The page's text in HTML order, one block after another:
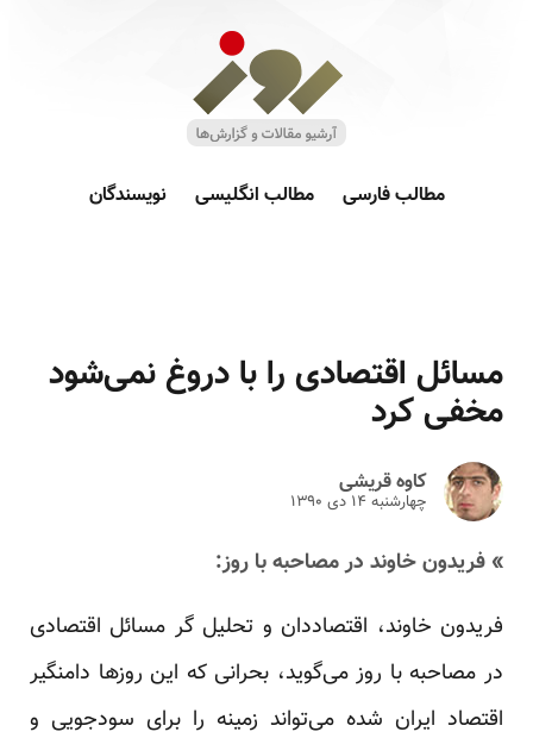
مطالب فارسی مطالب انگلیسی نویسندگان
مسائل اقتصادی را با دروغ نمی‌شود
مخفی کرد
کاوه قریشی
چهارشنبه ۱۴ دى ۱۳۹۰
» فریدون خاوند در مصاحبه با روز:
فریدون خاوند، اقتصاددان و تحلیل گر مسائل اقتصادی
در مصاحبه با روز می‌گوید، بحرانی که این روز‌ها دامنگیر
اقتصاد ایران شده می‌تواند زمینه را برای سودجویی و